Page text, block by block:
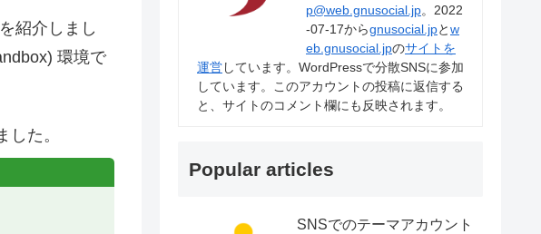
紹介しまし
環境で
た。
p@web.gnusocial.jp。2022
-07-17からgnusocial.jpとw
eb.gnusocial.jpのサイトを
運営しています。WordPressで分散SNSに参加
しています。このアカウントの投稿に返信する
と、サイトのコメント欄にも反映されます。
Popular articles
SNSでのテーマアカウント